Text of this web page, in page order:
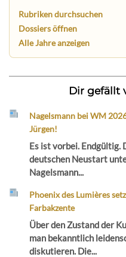
Rubriken durchsuchen
Dossiers öffnen
Alle Jahre anzeigen
Dir gefällt
Nagelsmann bei WM
Jürgen!
Es ist vorbei. Endgültig.
deutschen Neustart
Nagelsmann...
Phoenix des Lumières
Farbakzente
Über den Zustand der
man bekanntlich
diskutieren. Die...